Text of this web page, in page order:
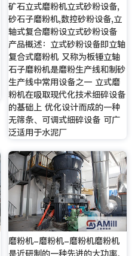
矿石立式磨粉机立式砂粉设备,
砂石子磨粉机,数控砂粉设备,立
轴式复合磨粉设立式砂粉设备
产品概述：立式砂粉设备即立轴
复合式磨粉机 又称为板锤立轴
石子磨粉机是磨粉生产线和制砂
生产线中常用设备之一 立式磨
粉机在吸取现代化技术细碎设备
的基础上 优化设计而成的一种
无筛条、可调式细碎设备 可广
泛适用于水泥厂
磨粉机-磨粉机-磨粉机磨粉机
是近研制的一种先进的大功率、